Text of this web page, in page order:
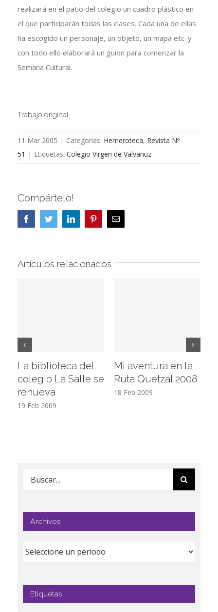
realizará en el patio del colegio un cuadro plástico en
el que participarán todas las clases. Cada una de ellas
ha escogido un personaje, un objeto, un mapa etc. y
con todo ello elaborará un guion para comenzar la
Semana Cultural.
Trabajo original
11 Mar 2005 | Categorías: Hemeroteca, Revista Nº
51 | Etiquetas: Colegio Virgen de Valvanuz
Compártelo!
FacebookTwitterLinkedInPinterestCorreo
electrónico
Artículos relacionados
La biblioteca del
colegio La Salle se
renueva
19 Feb 2009
Mi aventura en la
Ruta Quetzal 2008
18 Feb 2009
Buscar:
Archivos
Etiquetas